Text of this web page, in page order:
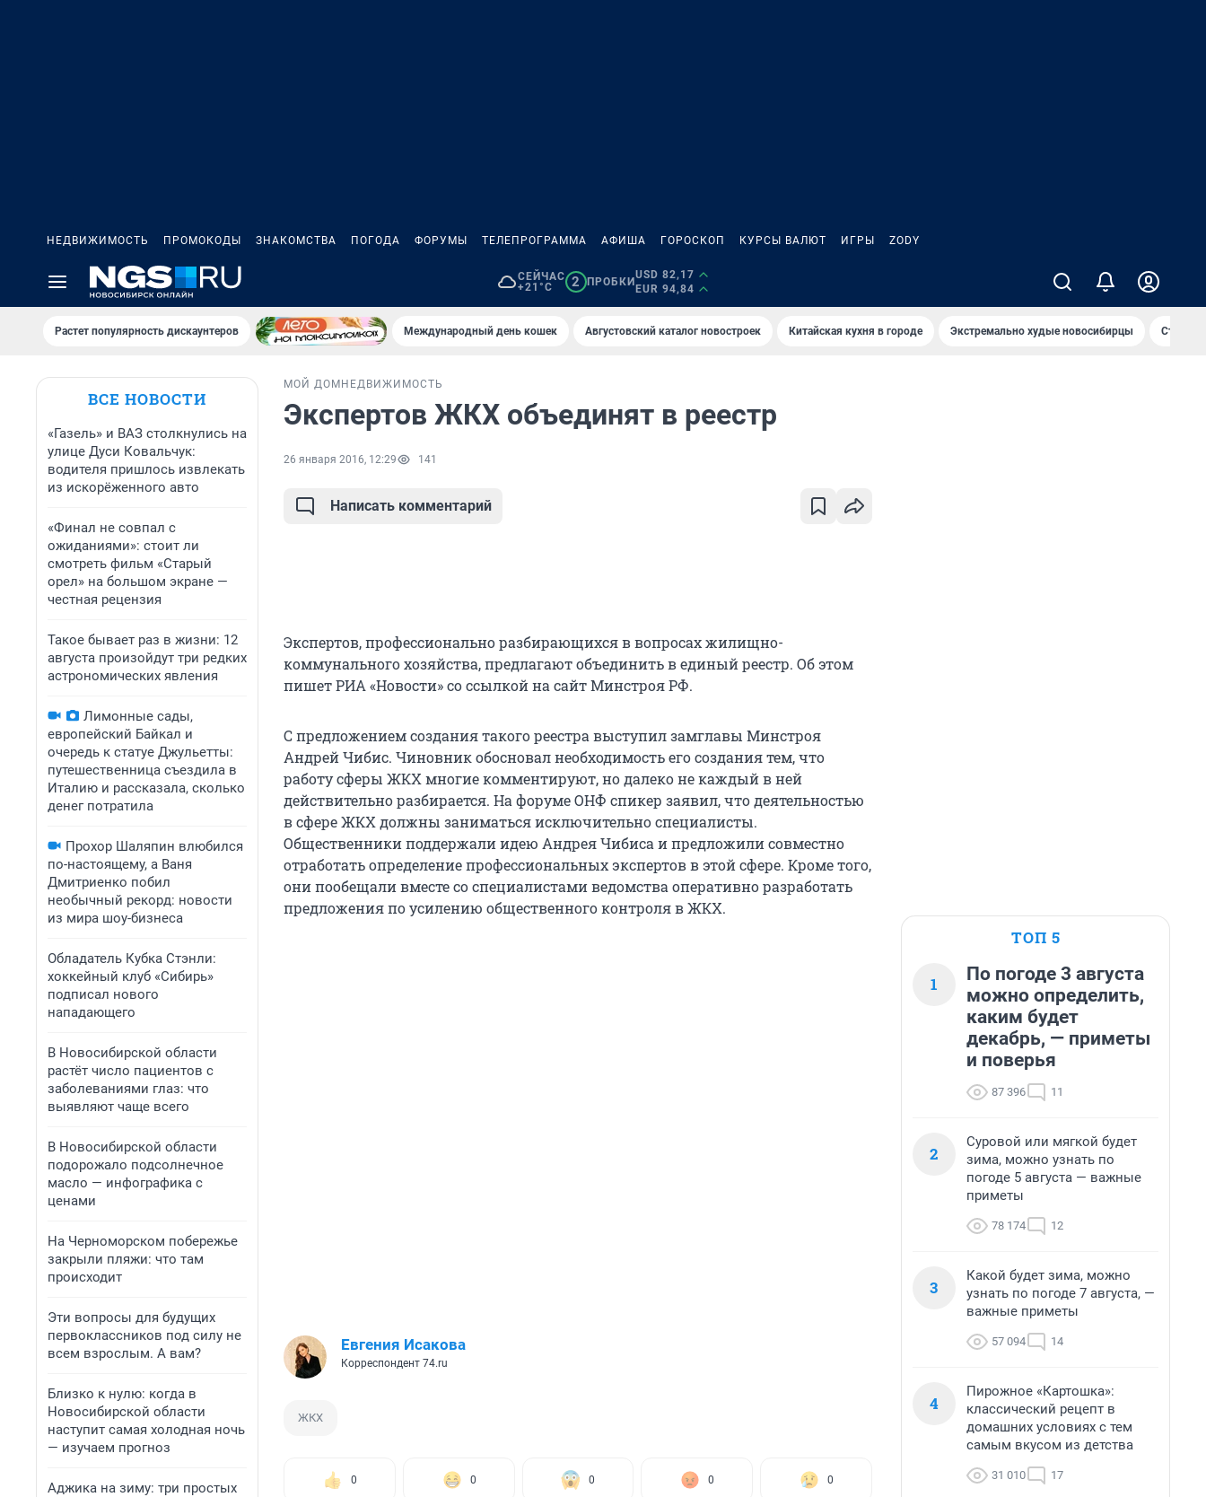
НЕДВИЖИМОСТЬ ПРОМОКОДЫ ЗНАКОМСТВА ПОГОДА ФОРУМЫ ТЕЛЕПРОГРАММА АФИША ГОРОСКОП КУРСЫ ВАЛЮТ ИГРЫ ZODY
СЕЙЧАС
+21°C
2 ПРОБКИ
USD 82,17
EUR 94,84
Растет популярность дискаунтеров Международный день кошек Августовский каталог новостроек Китайская кухня в городе Экстремально худые новосибирцы Старт
ВСЕ НОВОСТИ
«Газель» и ВАЗ столкнулись на
улице Дуси Ковальчук:
водителя пришлось извлекать
из искорёженного авто
«Финал не совпал с
ожиданиями»: стоит ли
смотреть фильм «Старый
орел» на большом экране —
честная рецензия
Такое бывает раз в жизни: 12
августа произойдут три редких
астрономических явления
Лимонные сады,
европейский Байкал и
очередь к статуе Джульетты:
путешественница съездила в
Италию и рассказала, сколько
денег потратила
Прохор Шаляпин влюбился
по-настоящему, а Ваня
Дмитриенко побил
необычный рекорд: новости
из мира шоу-бизнеса
Обладатель Кубка Стэнли:
хоккейный клуб «Сибирь»
подписал нового
нападающего
В Новосибирской области
растёт число пациентов с
заболеваниями глаз: что
выявляют чаще всего
В Новосибирской области
подорожало подсолнечное
масло — инфографика с
ценами
На Черноморском побережье
закрыли пляжи: что там
происходит
Эти вопросы для будущих
первоклассников под силу не
всем взрослым. А вам?
Близко к нулю: когда в
Новосибирской области
наступит самая холодная ночь
— изучаем прогноз
Аджика на зиму: три простых
МОЙ ДОМ НЕДВИЖИМОСТЬ
Экспертов ЖКХ объединят в реестр
26 января 2016, 12:29 141
Написать комментарий
Экспертов, профессионально разбирающихся в вопросах жилищно-
коммунального хозяйства, предлагают объединить в единый реестр. Об этом
пишет РИА «Новости» со ссылкой на сайт Минстроя РФ.
С предложением создания такого реестра выступил замглавы Минстроя
Андрей Чибис. Чиновник обосновал необходимость его создания тем, что
работу сферы ЖКХ многие комментируют, но далеко не каждый в ней
действительно разбирается. На форуме ОНФ спикер заявил, что деятельностью
в сфере ЖКХ должны заниматься исключительно специалисты.
Общественники поддержали идею Андрея Чибиса и предложили совместно
отработать определение профессиональных экспертов в этой сфере. Кроме того,
они пообещали вместе со специалистами ведомства оперативно разработать
предложения по усилению общественного контроля в ЖКХ.
Евгения Исакова
Корреспондент 74.ru
ЖКХ
0 0 0 0 0
ТОП 5
1
По погоде 3 августа
можно определить,
каким будет
декабрь, — приметы
и поверья
87 396 11
2
Суровой или мягкой будет
зима, можно узнать по
погоде 5 августа — важные
приметы
78 174 12
3
Какой будет зима, можно
узнать по погоде 7 августа, —
важные приметы
57 094 14
4
Пирожное «Картошка»:
классический рецепт в
домашних условиях с тем
самым вкусом из детства
31 010 17